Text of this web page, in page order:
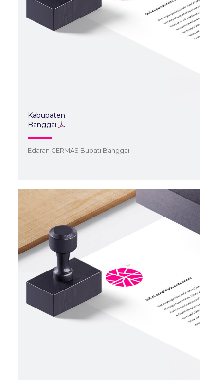
Kabupaten
Banggai
Edaran GERMAS Bupati Banggai